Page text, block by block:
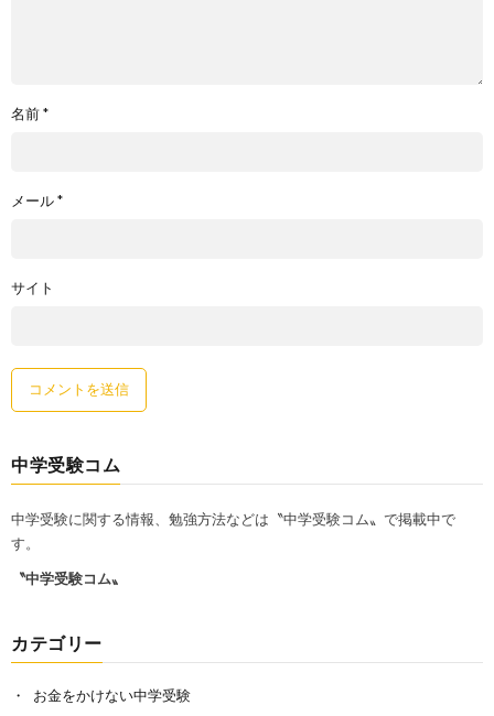
名前*
メール*
サイト
中学受験コム
中学受験に関する情報、勉強方法などは〝中学受験コム〟で掲載中で
す。
〝中学受験コム〟
カテゴリー
お金をかけない中学受験